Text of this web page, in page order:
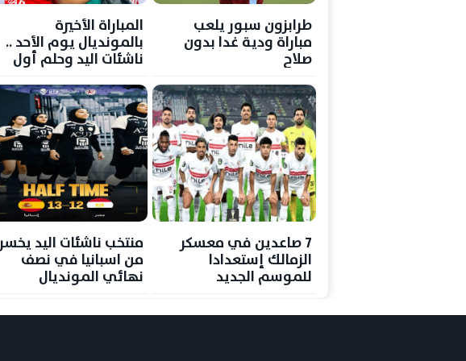
طرابزون سبور يلعب
مباراة ودية غدا بدون
صلاح
المباراة الأخيرة
بالمونديال يوم الأحد ..
ناشئات اليد وحلم أول
7 صاعدين في معسكر
الزمالك إستعدادا
للموسم الجديد
منتخب ناشئات اليد يخسر
من اسبانيا في نصف
نهائي المونديال